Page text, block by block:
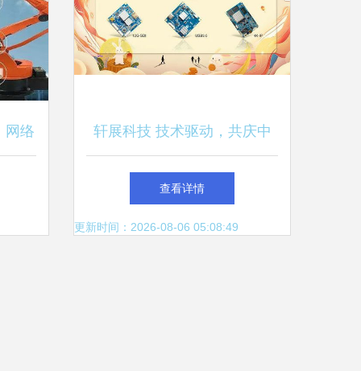
网络 轩展科技 技术驱动，共庆中
秋，智能科技伴您月圆时
查看详情
更新时间：2026-08-06 05:08:49